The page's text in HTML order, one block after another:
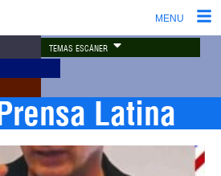
MENU
TEMAS ESCÁNER
Latina